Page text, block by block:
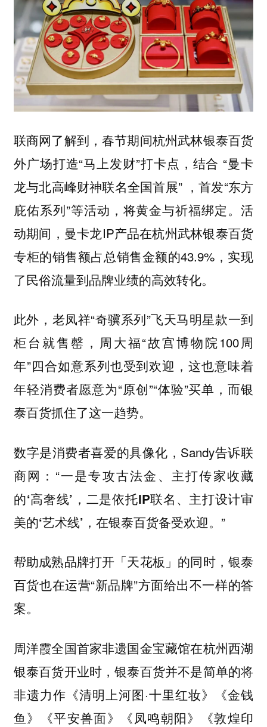
联商网了解到，春节期间杭州武林银泰百货
外广场打造“马上发财”打卡点，结合 “曼卡
龙与北高峰财神联名全国首展” ，首发“东方
庇佑系列”等活动，将黄金与祈福绑定。活
动期间，曼卡龙IP产品在杭州武林银泰百货
专柜的销售额占总销售金额的43.9%，实现
了民俗流量到品牌业绩的高效转化。
此外，老凤祥“奇骥系列”飞天马明星款一到
柜台就售罄，周大福“故宫博物院100周
年”四合如意系列也受到欢迎，这也意味着
年轻消费者愿意为“原创”“体验”买单，而银
泰百货抓住了这一趋势。
数字是消费者喜爱的具像化，Sandy告诉联
商网：“一是专攻古法金、主打传家收藏
的‘高奢线’，二是依托IP联名、主打设计审
美的‘艺术线’，在银泰百货备受欢迎。 ”
帮助成熟品牌打开「天花板」的同时，银泰
百货也在运营“新品牌”方面给出不一样的答
案。
周洋霞全国首家非遗国金宝藏馆在杭州西湖
银泰百货开业时，银泰百货并不是简单的将
非遗力作《清明上河图·十里红妆》《金钱
鱼》《平安兽面》《凤鸣朝阳》《敦煌印